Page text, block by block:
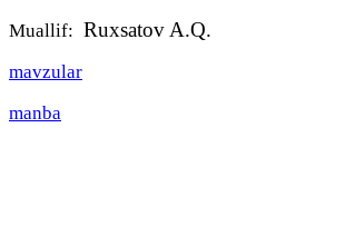
Muallif: Ruxsatov A.Q.
mavzular
manba